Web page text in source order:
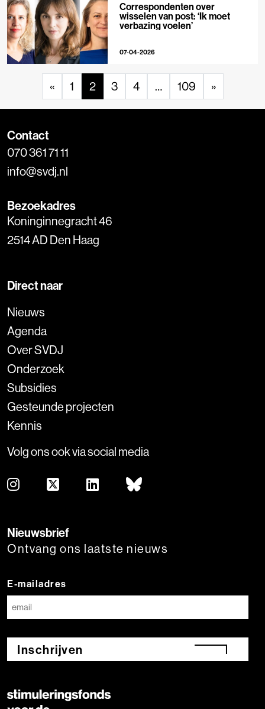
Correspondenten over
wisselen van post: ‘Ik moet
verbazing voelen’
07-04-2026
« 1 2 3 4 … 109 »
Contact
070 361 71 11
info@svdj.nl
Bezoekadres
Koninginnegracht 46
2514 AD Den Haag
Direct naar
Nieuws
Agenda
Over SVDJ
Onderzoek
Subsidies
Gesteunde projecten
Kennis
Volg ons ook via social media
Nieuwsbrief
Ontvang ons laatste nieuws
E-mailadres
Inschrijven